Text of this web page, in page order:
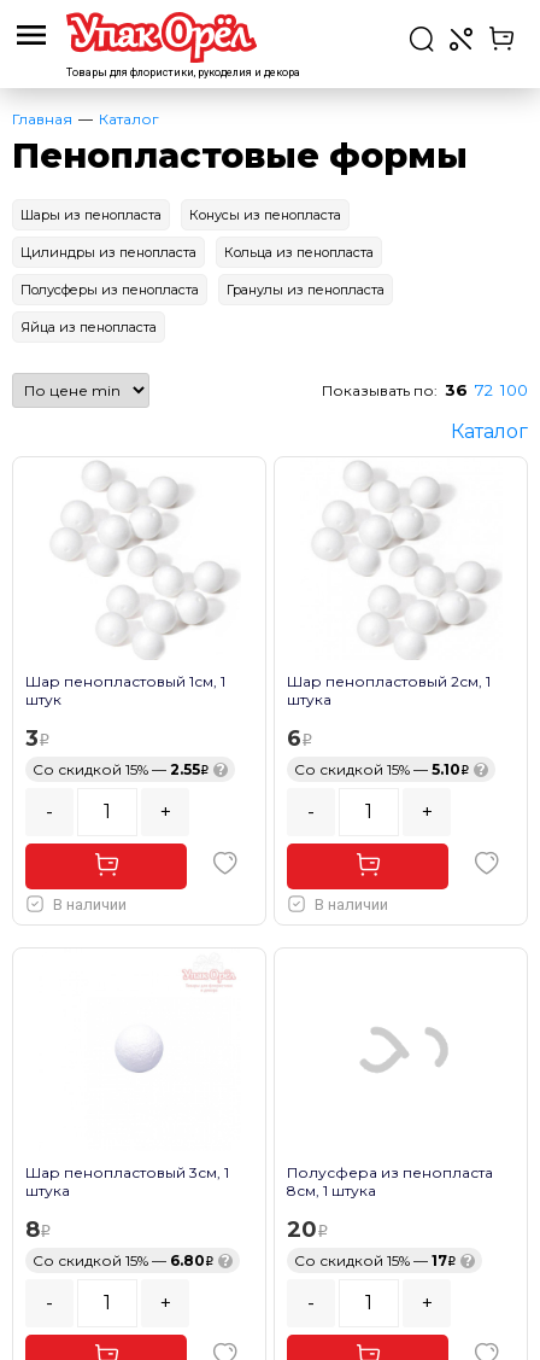
Товары для флористики, рукоделия и декора
Главная Каталог
Пенопластовые формы
Шары из пенопласта Конусы из пенопласта
Цилиндры из пенопласта Кольца из пенопласта
Полусферы из пенопласта Гранулы из пенопласта
Яйца из пенопласта
Показывать по: 36 72 100
Каталог
Шар пенопластовый 1см, 1
штук
3
Со скидкой 15% — 2.55 ?
- +
В наличии
Шар пенопластовый 2см, 1
штука
6
Со скидкой 15% — 5.10 ?
- +
В наличии
Шар пенопластовый 3см, 1
штука
8
Со скидкой 15% — 6.80 ?
- +
Полусфера из пенопласта
8см, 1 штука
20
Со скидкой 15% — 17 ?
- +